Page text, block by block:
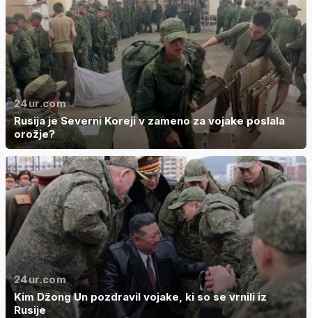
24ur.com
Rusija je Severni Koreji v zameno za vojake poslala
orožje?
24ur.com
Kim Džong Un pozdravil vojake, ki so se vrnili iz
Rusije